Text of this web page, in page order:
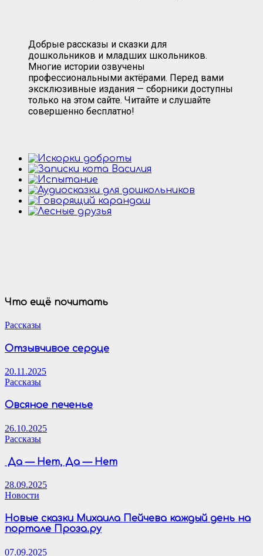
Добрые рассказы и сказки для
дошкольников и младших школьников.
Многие истории озвучены
профессиональными актёрами. Перед вами
эксклюзивные издания — сборники доступны
только на этом сайте. Читайте и слушайте
совершенно бесплатно!
Что ещё почитать
Рассказы
Отзывчивое сердце
20.11.2025
Рассказы
Овсяное печенье
26.10.2025
Рассказы
Да — Нет, Да — Нет
28.09.2025
Новости
Новые сказки Михаила Пейчева каждый день на
портале Проза.ру
07.09.2025